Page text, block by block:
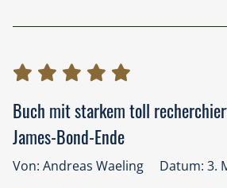
eigenen Vorteil, für ihr Überleben,
Experimente, die uns die weniger
unserer sogenannten
führen, gab es ja schon. Ich
Stromerzeuger und -verteiler dieser
Buch, machen sich viele Gedanken
positiven Sinne. Und nicht im
Buch mit starkem toll
James-Bond-Ende
Von: Andreas Waeling
Datum: 3.